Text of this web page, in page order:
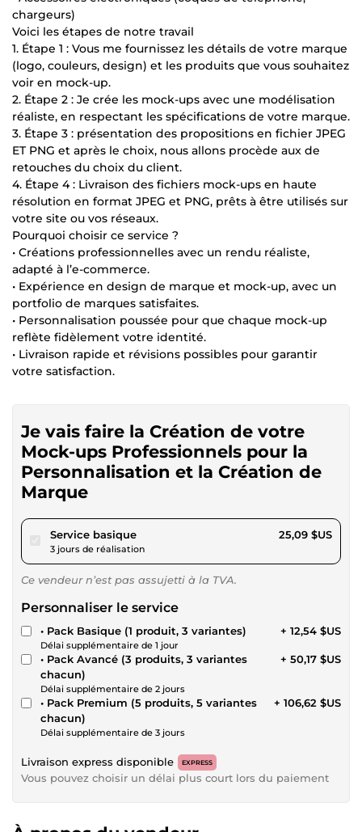
chargeurs)
Voici les étapes de notre travail
1. Étape 1 : Vous me fournissez les détails de votre marque
(logo, couleurs, design) et les produits que vous souhaitez
voir en mock-up.
2. Étape 2 : Je crée les mock-ups avec une modélisation
réaliste, en respectant les spécifications de votre marque.
3. Étape 3 : présentation des propositions en fichier JPEG
ET PNG et après le choix, nous allons procède aux de
retouches du choix du client.
4. Étape 4 : Livraison des fichiers mock-ups en haute
résolution en format JPEG et PNG, prêts à être utilisés sur
votre site ou vos réseaux.
Pourquoi choisir ce service ?
• Créations professionnelles avec un rendu réaliste,
adapté à l’e-commerce.
• Expérience en design de marque et mock-up, avec un
portfolio de marques satisfaites.
• Personnalisation poussée pour que chaque mock-up
reflète fidèlement votre identité.
• Livraison rapide et révisions possibles pour garantir
votre satisfaction.
Je vais faire la Création de votre
Mock-ups Professionnels pour la
Personnalisation et la Création de
Marque
Service basiquepour 23,12 $US
3 jours de réalisation
25,09 $US
Ce vendeur n’est pas assujetti à la TVA.
Personnaliser le service
• Pack Basique (1 produit, 3 variantes)
Délai supplémentaire de 1 jour
+ 12,54 $US
• Pack Avancé (3 produits, 3 variantes
chacun)
Délai supplémentaire de 2 jours
+ 50,17 $US
• Pack Premium (5 produits, 5 variantes
chacun)
Délai supplémentaire de 3 jours
+ 106,62 $US
Livraison express disponible EXPRESS
Vous pouvez choisir un délai plus court lors du paiement